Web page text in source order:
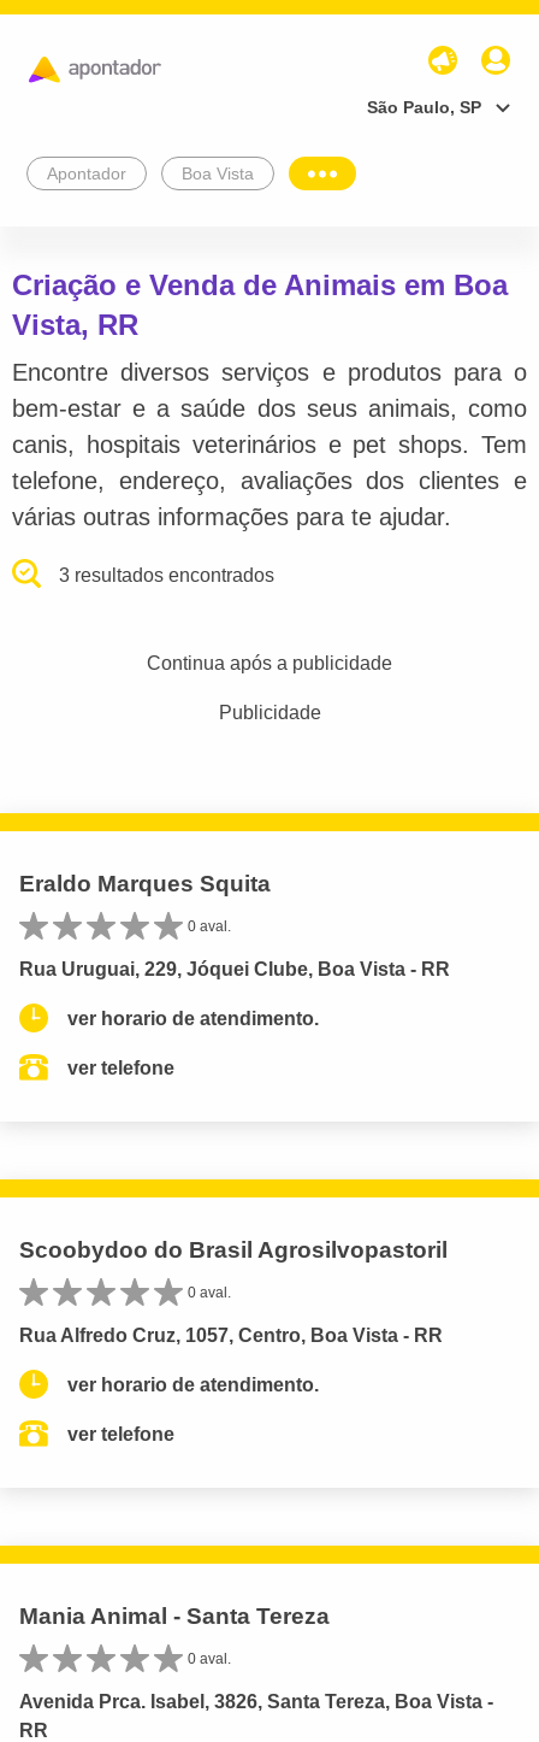
São Paulo, SP
Apontador Boa Vista
Criação e Venda de Animais em Boa
Vista, RR
Encontre diversos serviços e produtos para o
bem-estar e a saúde dos seus animais, como
canis, hospitais veterinários e pet shops. Tem
telefone, endereço, avaliações dos clientes e
várias outras informações para te ajudar.
3 resultados encontrados
Continua após a publicidade
Publicidade
Eraldo Marques Squita
0 aval.
Rua Uruguai, 229, Jóquei Clube, Boa Vista - RR
ver horario de atendimento.
ver telefone
Scoobydoo do Brasil Agrosilvopastoril
0 aval.
Rua Alfredo Cruz, 1057, Centro, Boa Vista - RR
ver horario de atendimento.
ver telefone
Mania Animal - Santa Tereza
0 aval.
Avenida Prca. Isabel, 3826, Santa Tereza, Boa Vista -
RR